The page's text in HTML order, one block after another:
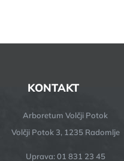
KONTAKT
Arboretum Volčji Potok
Volčji Potok 3, 1235 Radomlje
Uprava: 01 831 23 45